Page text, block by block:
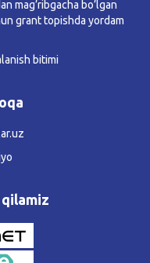
mag’ribgacha bo’lgan
grant topishda yordam
bitimi